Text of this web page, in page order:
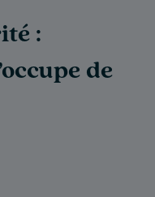
:
de